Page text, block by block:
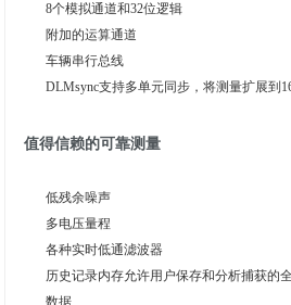
8个模拟通道和32位逻辑
附加的运算通道
车辆串行总线
DLMsync支持多单元同步，将测量扩展到
值得信赖的可靠测量
低残余噪声
多电压量程
各种实时低通滤波器
历史记录内存允许用户保存和分析捕获的
数据